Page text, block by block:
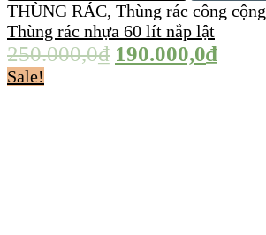
THÙNG RÁC, Thùng rác công cộng
Thùng rác nhựa 60 lít nắp lật
250.000,0₫ 190.000,0₫
Sale!